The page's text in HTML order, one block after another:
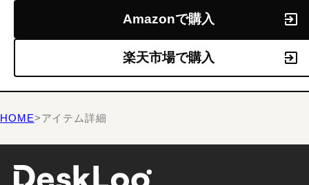
Amazonで購入
楽天市場で購入
HOME>アイテム詳細